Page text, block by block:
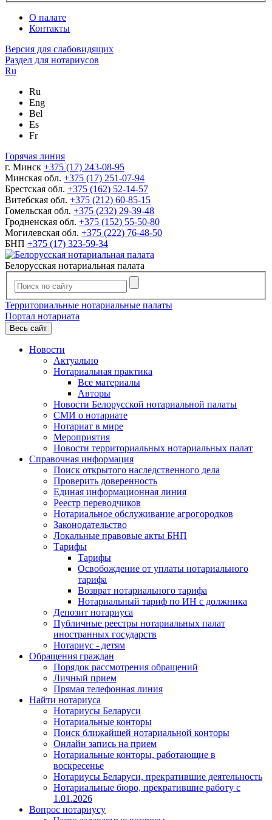
О палате
Контакты
Версия для слабовидящих
Раздел для нотариусов
Ru
Ru
Eng
Bel
Es
Fr
Горячая линия
г. Минск +375 (17) 243-08-95
Минская обл. +375 (17) 251-07-94
Брестская обл. +375 (162) 52-14-57
Витебская обл. +375 (212) 60-85-15
Гомельская обл. +375 (232) 29-39-48
Гродненская обл. +375 (152) 55-50-80
Могилевская обл. +375 (222) 76-48-50
БНП +375 (17) 323-59-34
Белорусская нотариальная палата
Территориальные нотариальные палаты
Портал нотариата
Весь сайт
Новости
Актуально
Нотариальная практика
Все материалы
Авторы
Новости Белорусской нотариальной палаты
СМИ о нотариате
Нотариат в мире
Мероприятия
Новости территориальных нотариальных палат
Справочная информация
Поиск открытого наследственного дела
Проверить доверенность
Единая информационная линия
Реестр переводчиков
Нотариальное обслуживание агрогородков
Законодательство
Локальные правовые акты БНП
Тарифы
Тарифы
Освобождение от уплаты нотариального
тарифа
Возврат нотариального тарифа
Нотариальный тариф по ИН с должника
Депозит нотариуса
Публичные реестры нотариальных палат
иностранных государств
Нотариус - детям
Обращения граждан
Порядок рассмотрения обращений
Личный прием
Прямая телефонная линия
Найти нотариуса
Нотариусы Беларуси
Нотариальные конторы
Поиск ближайшей нотариальной конторы
Онлайн запись на прием
Нотариальные конторы, работающие в
воскресенье
Нотариусы Беларуси, прекратившие деятельность
Нотариальные бюро, прекратившие работу с
1.01.2026
Вопрос нотариусу